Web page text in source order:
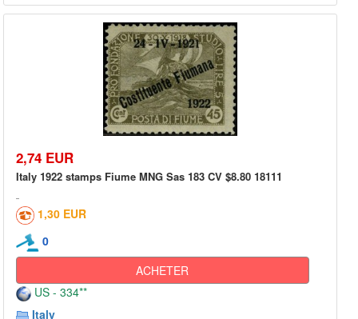
2,74 EUR
Italy 1922 stamps Fiume MNG Sas 183 CV $8.80 18111
1,30 EUR
0
ACHETER
US - 334**
Italy